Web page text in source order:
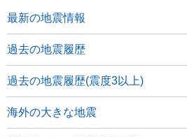
最新の地震情報
過去の地震履歴
過去の地震履歴(震度3以上)
海外の大きな地震